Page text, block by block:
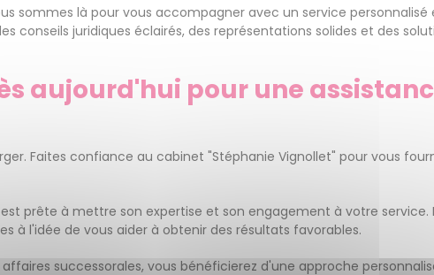
sommes là pour vous accompagner avec un service
conseils juridiques éclairés, des représentations solides et des
aujourd'hui pour une
Faites confiance au cabinet "Stéphanie Vignollet" pour vous
prête à mettre son expertise et son engagement à votre service.
à l'idée de vous aider à obtenir des résultats favorables.
successorales, vous bénéficierez d'une approche